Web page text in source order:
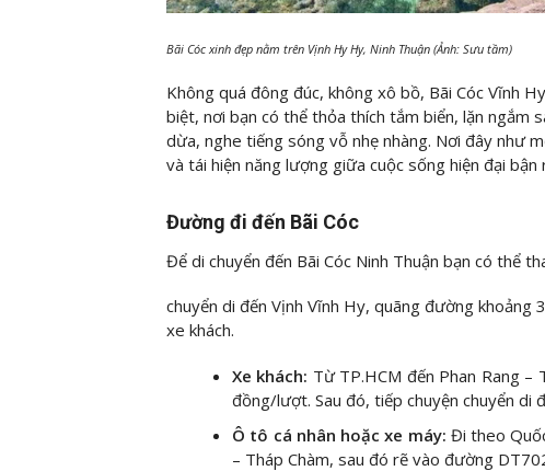
Bãi Cóc xinh đẹp nằm trên Vịnh Hy Hy, Ninh Thuận (Ảnh: Sưu tầm)
Không quá đông đúc, không xô bồ, Bãi Cóc Vĩnh
biệt, nơi bạn có thể thỏa thích tắm biển, lặn ngắm
dừa, nghe tiếng sóng vỗ nhẹ nhàng. Nơi đây như
và tái hiện năng lượng giữa cuộc sống hiện đại bận
Đường đi đến Bãi Cóc
Để di chuyển đến Bãi Cóc Ninh Thuận bạn có thể
chuyển di đến Vịnh Vĩnh Hy, quãng đường
xe khách.
Xe khách: Từ TP.HCM đến Phan Rang –
đồng/lượt. Sau đó, tiếp chuyện chuyển di
Ô tô cá nhân hoặc xe máy: Đi theo
– Tháp Chàm, sau đó rẽ vào đường